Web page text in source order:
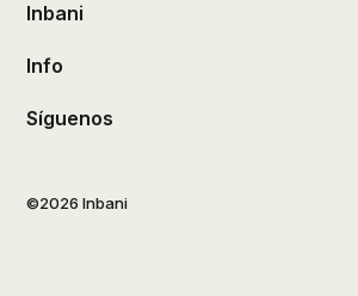
Inbani
Info
Síguenos
©2026 Inbani